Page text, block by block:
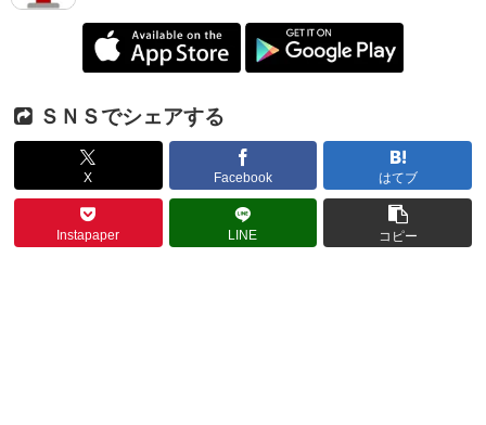
ＳＮＳでシェアする
X Facebook はてブ
Instapaper LINE コピー